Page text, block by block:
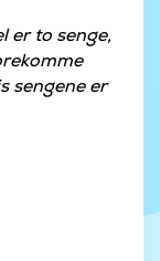
er to senge,
sengene er